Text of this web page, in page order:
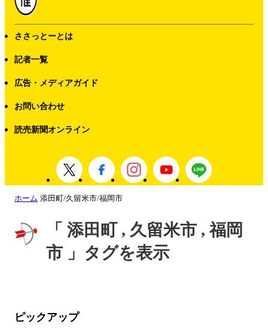
ささっとーとは
記者一覧
広告・メディアガイド
お問い合わせ
読売新聞オンライン
ホーム 添田町/久留米市/福岡市
「 添田町 , 久留米市 , 福岡
市 」タグを表示
ピックアップ